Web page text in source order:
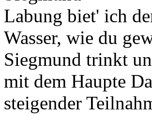
Labung biet' ich
Wasser, wie du
Siegmund trinkt
mit dem Haupte
steigender